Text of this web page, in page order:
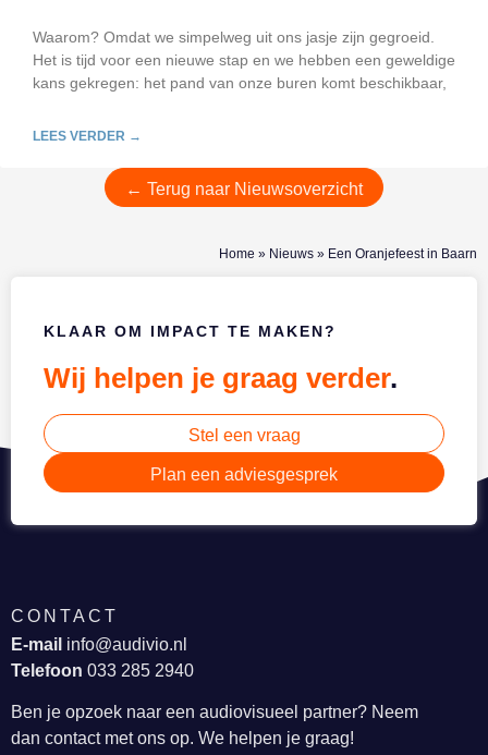
Waarom? Omdat we simpelweg uit ons jasje zijn gegroeid.
Het is tijd voor een nieuwe stap en we hebben een geweldige
kans gekregen: het pand van onze buren komt beschikbaar,
LEES VERDER →
← Terug naar Nieuwsoverzicht
Home » Nieuws » Een Oranjefeest in Baarn
KLAAR OM IMPACT TE MAKEN?
Wij helpen je graag verder.
Stel een vraag
Plan een adviesgesprek
CONTACT
E-mail info@audivio.nl
Telefoon 033 285 2940
Ben je opzoek naar een audiovisueel partner? Neem
dan contact met ons op. We helpen je graag!